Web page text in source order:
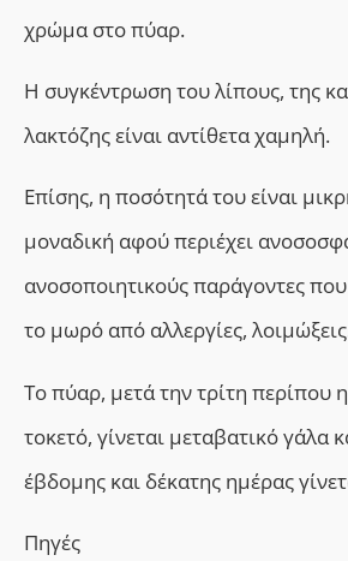
χρώμα στο πύαρ.
Η συγκέντρωση του λίπους, της
λακτόζης είναι αντίθετα χαμηλή.
Επίσης, η ποσότητά του είναι
μοναδική αφού περιέχει
ανοσοποιητικούς παράγοντες
το μωρό από αλλεργίες,
Το πύαρ, μετά την τρίτη περίπου
τοκετό, γίνεται μεταβατικό γάλα
έβδομης και δέκατης ημέρας
Πηγές